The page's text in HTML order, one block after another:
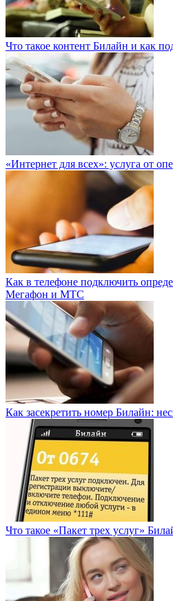
Что такое контент Билайн и как
«Интернет для всех»: услуга от
Как в телефоне подключить
Мегафон и МТС
Как засекретить номер Билайн:
Что такое «Пакет трех услуг»